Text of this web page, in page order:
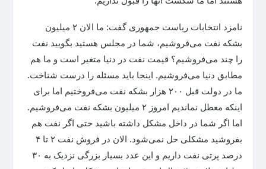
نامزد انتخابات ریاست جمهوری گفت: ما الان ۲ میلیون
بشکه نفت می‌فروشیم، شما در مجلس هستید بگویید نفت
را چند می‌فروشیم؟ قیمت نفت در دنیا متغیر است و ما هم
مطابق دنیا می‌فروشیم. اینجا باید مسئله را درست شناخت.
ما در دولت قبل ۲۰۰ هزار بشکه نفت می‌فروختیم اما برای
اینکه معطل نماندیم امروز ۲ میلیون بشکه نفت می‌فروشیم.
اما اگر شما در داخل مشکل داشته باشید حتی اگر نفت هم
بفروشید مشکلی حل نمی‌شود. الان در فروش نفت ۲ تا ۴
درصد پرتی نفت داریم و این عدد بسیار بزرگی نزدیک به ۳۰